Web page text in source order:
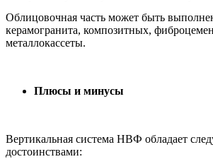
Облицовочная часть может быть
керамогранита, композитных,
металлокассеты.
Плюсы и минусы
Вертикальная система НВФ обладает
достоинствами: